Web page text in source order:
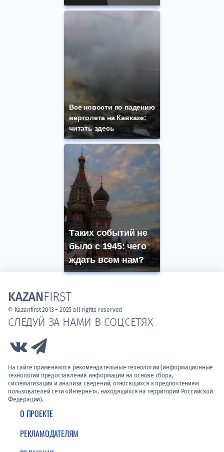
Все новости по падению
вертолета на Кавказе:
читать здесь
Таких событий не
было с 1945: чего
ждать всем нам?
О ПРОЕКТЕ
РЕКЛАМОДАТЕЛЯМ
СЛЕДУЙ ЗА НАМИ В СОЦСЕТЯХ
Link to Vk
На сайте применяются рекомендательные технологии (информационные
технологии предоставления информации на основе сбора,
систематизации и анализа сведений, относящихся к предпочтениям
пользователей сети «Интернет», находящихся на территории Российской
Федерации).
KAZANFIRST
© Kazanfirst 2013 – 2025 all rights reserved